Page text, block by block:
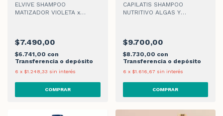
ELVIVE SHAMPOO
MATIZADOR VIOLETA x
$7.490,00
$6.741,00 con
Transferencia o depósito
6 x $1.248,33 sin interés
CAPILATIS SHAMPOO
NUTRITIVO ALGAS Y
$9.700,00
$8.730,00 con
Transferencia o depósito
6 x $1.616,67 sin interés